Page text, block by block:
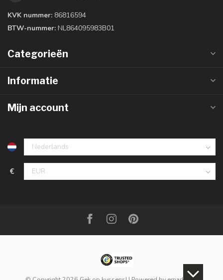
KVK nummer: 86816594
BTW-nummer: NL864095983B01
Categorieën
Informatie
Mijn account
€